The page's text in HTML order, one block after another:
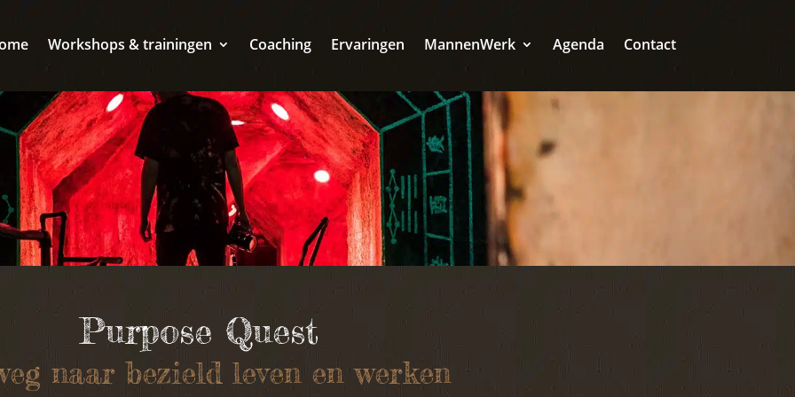
Workshops & trainingen Coaching Ervaringen MannenWerk Agenda Contact
Purpose Quest
naar bezield leven en werken